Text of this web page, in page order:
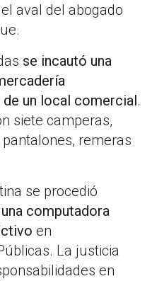
aval del abogado
se incautó una
un local comercial.
siete camperas,
remeras
se procedió
computadora
en
La justicia
en